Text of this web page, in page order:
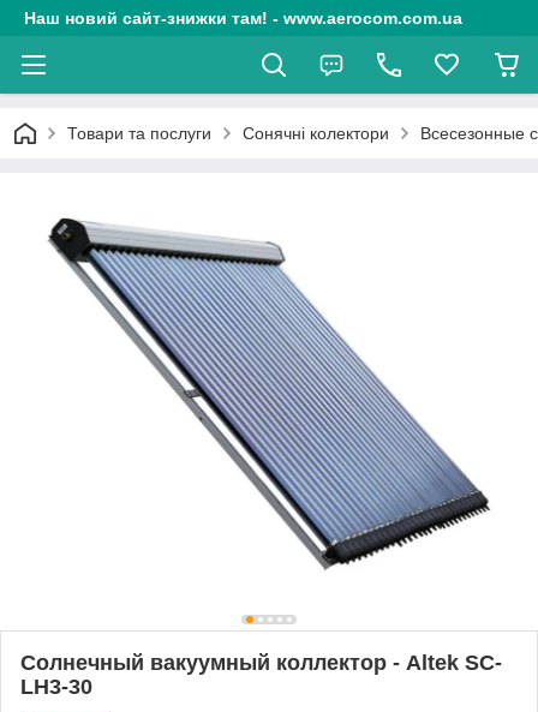
Наш новий сайт-знижки там! - www.aerocom.com.ua
Товари та послуги Сонячні колектори Всесезонные
Солнечный вакуумный коллектор - Altek SC-
LH3-30